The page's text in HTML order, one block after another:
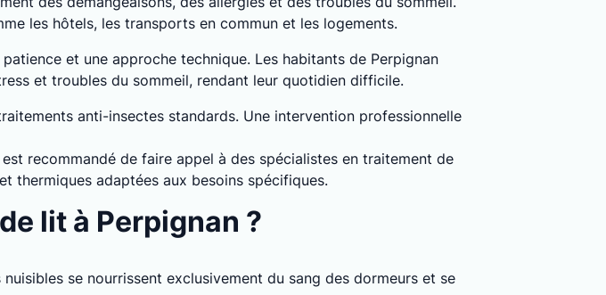
les hôtels, les transports en commun et les logements.
et une approche technique. Les habitants de Perpignan
et troubles du sommeil, rendant leur quotidien difficile.
anti-insectes standards. Une intervention professionnelle
recommandé de faire appel à des spécialistes en traitement de
thermiques adaptées aux besoins spécifiques.
lit à Perpignan ?
se nourrissent exclusivement du sang des dormeurs et se